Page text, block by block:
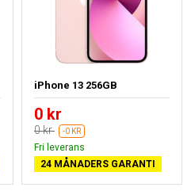
iPhone 13 256GB
0 kr
0 kr -0 KR
Fri leverans
24 MÅNADERS GARANTI